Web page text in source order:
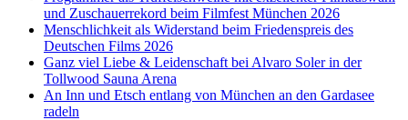
und Zuschauerrekord beim Filmfest München 2026
Menschlichkeit als Widerstand beim Friedenspreis des
Deutschen Films 2026
Ganz viel Liebe & Leidenschaft bei Alvaro Soler in der
Tollwood Sauna Arena
An Inn und Etsch entlang von München an den Gardasee
radeln